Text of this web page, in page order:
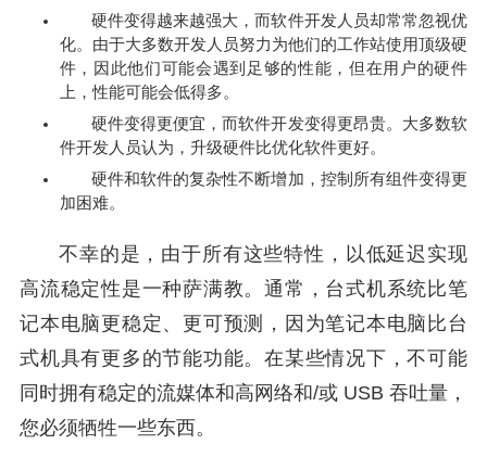
硬件变得越来越强大，而软件开发人员却常常忽视优
化。由于大多数开发人员努力为他们的工作站使用顶级硬
件，因此他们可能会遇到足够的性能，但在用户的硬件
上，性能可能会低得多。
硬件变得更便宜，而软件开发变得更昂贵。大多数软
件开发人员认为，升级硬件比优化软件更好。
硬件和软件的复杂性不断增加，控制所有组件变得更
加困难。
不幸的是，由于所有这些特性，以低延迟实现
高流稳定性是一种萨满教。通常，台式机系统比笔
记本电脑更稳定、更可预测，因为笔记本电脑比台
式机具有更多的节能功能。在某些情况下，不可能
同时拥有稳定的流媒体和高网络和/或 USB 吞吐量，
您必须牺牲一些东西。